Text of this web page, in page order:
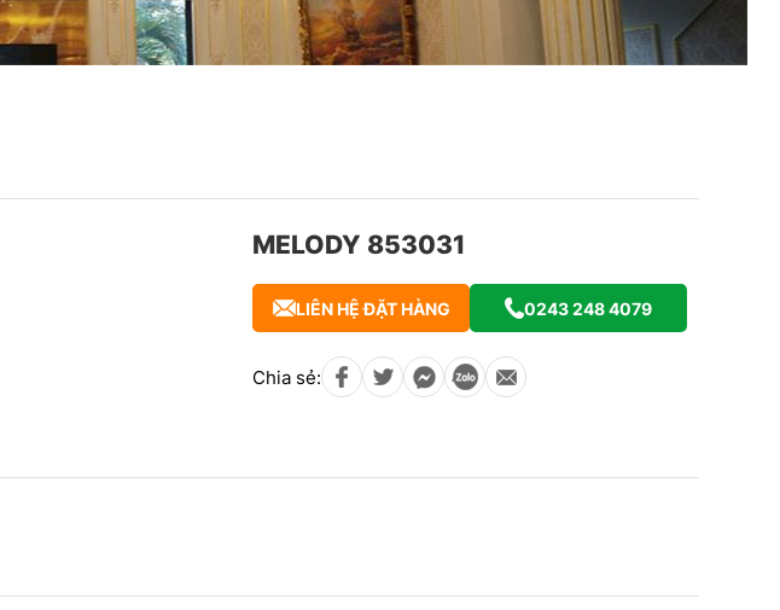
MELODY 853031
LIÊN HỆ ĐẶT HÀNG 0243 248 4079
Chia sẻ: